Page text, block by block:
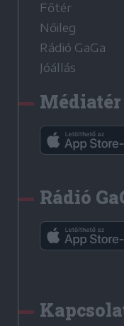
Főtér
Nőileg
Rádió GaGa
Jóállás
Rádió